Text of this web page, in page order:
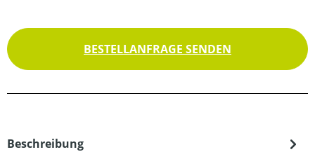
BESTELLANFRAGE SENDEN
Beschreibung